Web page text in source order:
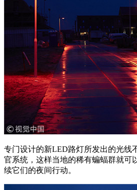
专门设计的新LED路灯所发出的光线
官系统，这样当地的稀有蝙蝠群就可
续它们的夜间行动。